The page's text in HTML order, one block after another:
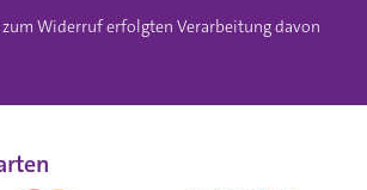
Widerruf erfolgten Verarbeitung davon